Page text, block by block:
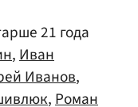
21 года
,Иван
Иванов,
,Роман